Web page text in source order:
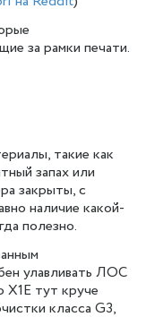
за рамки печати.
такие как
запах или
закрыты, с
наличие какой-
полезно.
улавливать ЛОС
X1E тут круче
класса G3,